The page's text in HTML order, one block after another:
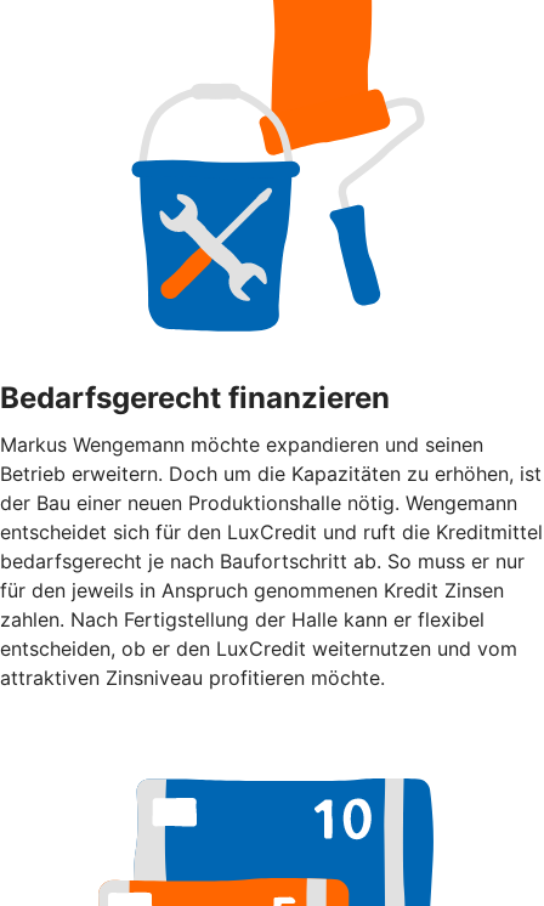
Bedarfsgerecht finanzieren
Markus Wengemann möchte expandieren und seinen
Betrieb erweitern. Doch um die Kapazitäten zu erhöhen, ist
der Bau einer neuen Produktionshalle nötig. Wengemann
entscheidet sich für den LuxCredit und ruft die Kreditmittel
bedarfsgerecht je nach Baufortschritt ab. So muss er nur
für den jeweils in Anspruch genommenen Kredit Zinsen
zahlen. Nach Fertigstellung der Halle kann er flexibel
entscheiden, ob er den LuxCredit weiternutzen und vom
attraktiven Zinsniveau profitieren möchte.